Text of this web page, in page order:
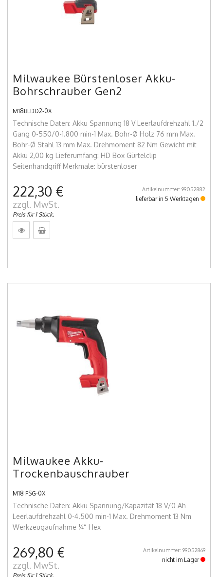
Milwaukee Bürstenloser Akku-
Bohrschrauber Gen2
M18BLDD2-0X
Technische Daten: Akku Spannung 18 V Leerlaufdrehzahl 1./2
Gang 0-550/0-1.800 min-1 Max. Bohr-Ø Holz 76 mm Max.
Bohr-Ø Stahl 13 mm Max. Drehmoment 82 Nm Gewicht mit
Akku 2,00 kg Lieferumfang: HD Box Gürtelclip
Seitenhandgriff Merkmale: bürstenloser
222,30 €
zzgl. MwSt.
Preis für 1 Stück.
Artikelnummer: 99052882
lieferbar in 5 Werktagen
Milwaukee Akku-
Trockenbauschrauber
M18 FSG-0X
Technische Daten: Akku Spannung/Kapazität 18 V/0 Ah
Leerlaufdrehzahl 0-4.500 min-1 Max. Drehmoment 13 Nm
Werkzeugaufnahme ¼“ Hex
269,80 €
zzgl. MwSt.
Preis für 1 Stück.
Artikelnummer: 99052869
nicht im Lager